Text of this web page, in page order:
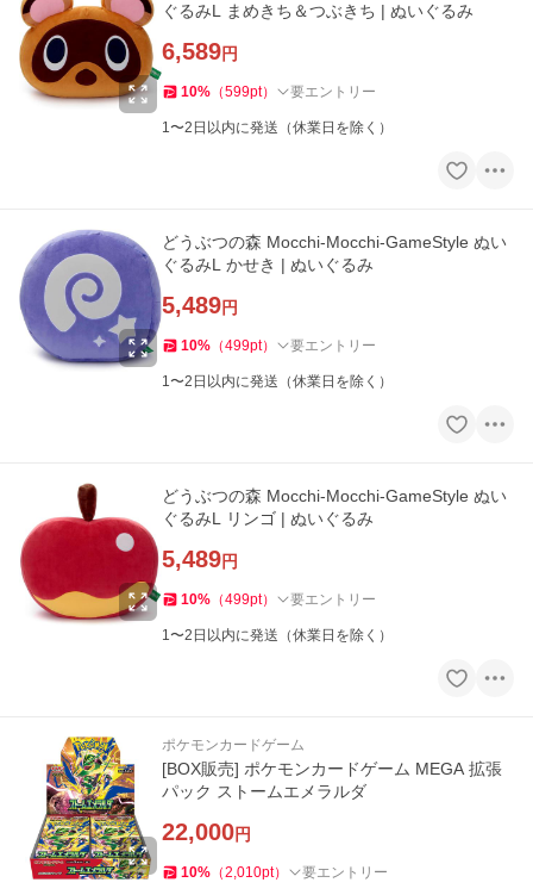
ぐるみL まめきち＆つぶきち | ぬいぐるみ
6,589円
10% （599pt） 要エントリー
1〜2日以内に発送（休業日を除く）
どうぶつの森 Mocchi-Mocchi-GameStyle ぬい
ぐるみL かせき | ぬいぐるみ
5,489円
10% （499pt） 要エントリー
1〜2日以内に発送（休業日を除く）
どうぶつの森 Mocchi-Mocchi-GameStyle ぬい
ぐるみL リンゴ | ぬいぐるみ
5,489円
10% （499pt） 要エントリー
1〜2日以内に発送（休業日を除く）
ポケモンカードゲーム
[BOX販売] ポケモンカードゲーム MEGA 拡張
パック ストームエメラルダ
22,000円
10% （2,010pt） 要エントリー